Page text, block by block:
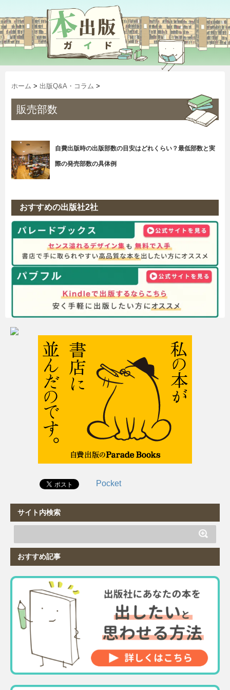
ホーム > 出版Q&A・コラム >
販売部数
自費出版時の出版部数の目安はどれくらい？最低部数と実
際の発売部数の具体例
おすすめの出版社2社
Pocket
サイト内検索
おすすめ記事